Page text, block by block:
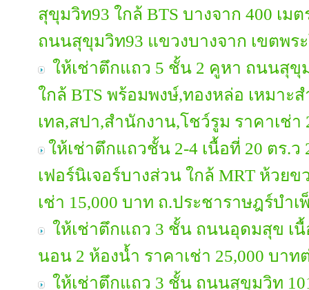
สุขุมวิท93 ใกล้ BTS บางจาก 400 เม
ถนนสุขุมวิท93 แขวงบางจาก เขตพระ
ให้เช่าตึกแถว 5 ชั้น 2 คูหา ถนนสุขุ
ใกล้ BTS พร้อมพงษ์,ทองหล่อ เหมาะ
เทล,สปา,สำนักงาน,โชว์รูม ราคาเช่า
ให้เช่าตึกแถวชั้น 2-4 เนื้อที่ 20 ตร.
เฟอร์นิเจอร์บางส่วน ใกล้ MRT ห้วยข
เช่า 15,000 บาท ถ.ประชาราษฎร์บำ
ให้เช่าตึกแถว 3 ชั้น ถนนอุดมสุข เนื้
นอน 2 ห้องน้ำ ราคาเช่า 25,000 บาท
ให้เช่าตึกแถว 3 ชั้น ถนนสุขุมวิท